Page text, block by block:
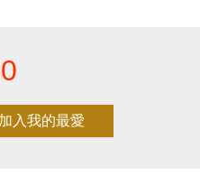
回饋積點
加入我的最愛